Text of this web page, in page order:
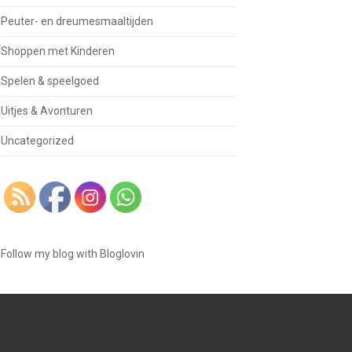
Peuter- en dreumesmaaltijden
Shoppen met Kinderen
Spelen & speelgoed
Uitjes & Avonturen
Uncategorized
Follow my blog with Bloglovin